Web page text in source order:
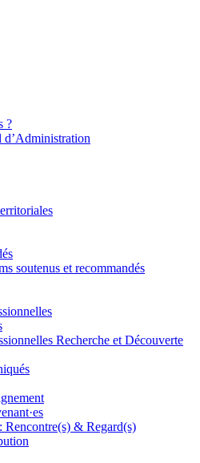
?
d’Administration
soutenus et recommandés
Recherche et Découverte
Rencontre(s) & Regard(s)